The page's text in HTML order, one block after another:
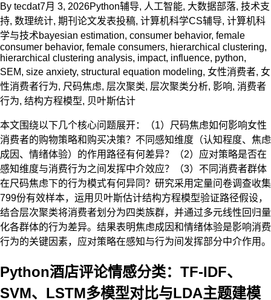
By tecdat7月 3, 2026Python辅导, 人工智能, 大数据部落, 技术支
持, 数理统计, 期刊论文发表投稿, 计算机科学CS辅导, 计算机科
学与技术bayesian estimation, consumer behavior, female
consumer behavior, female consumers, hierarchical clustering,
hierarchical clustering analysis, impact, influence, python,
SEM, size anxiety, structural equation modeling, 女性消费者, 女
性消费者行为, 尺码焦虑, 层次聚类, 层次聚类分析, 影响, 消费者
行为, 结构方程模型, 贝叶斯估计
本文围绕以下几个核心问题展开：（1）尺码焦虑如何影响女性
消费者的购物策略和购买决策？不同感知维度（认知程度、焦虑
成因、情绪体验）的作用路径有何差异？（2）应对策略是否在
感知维度与消费行为之间发挥中介效应？（3）不同消费者群体
在尺码焦虑下的行为模式有何异同？研究采用定量问卷调查收集
799份有效样本，运用贝叶斯估计结构方程模型验证路径假设，
结合层次聚类将消费者划分为四类族群，并通过多元线性回归量
化各群体的行为差异。结果表明焦虑成因和情绪体验是影响消费
行为的关键因素，应对策略在感知与行为间发挥部分中介作用。
Python酒店评论情感分类：TF-IDF、
SVM、LSTM多模型对比与LDA主题建模